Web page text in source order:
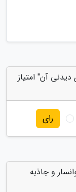
آن" امتیاز
رای
و جاذبه